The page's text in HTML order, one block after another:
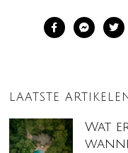
LAATSTE
Wat